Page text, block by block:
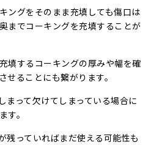
ングをそのまま充填しても傷口は
までコーキングを充填することが
填するコーキングの厚みや幅を確
ることにも繋がります。
まって欠けてしまっている場合に
す。
残っていればまだ使える可能性も